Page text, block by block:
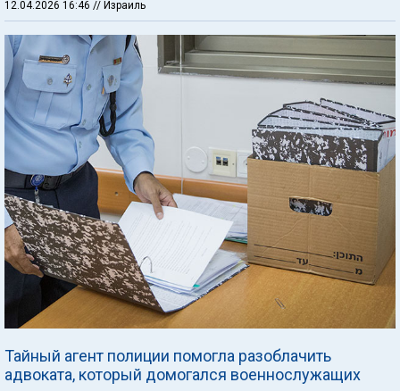
12.04.2026 16:46 // Израиль
Тайный агент полиции помогла разоблачить
адвоката, который домогался военнослужащих